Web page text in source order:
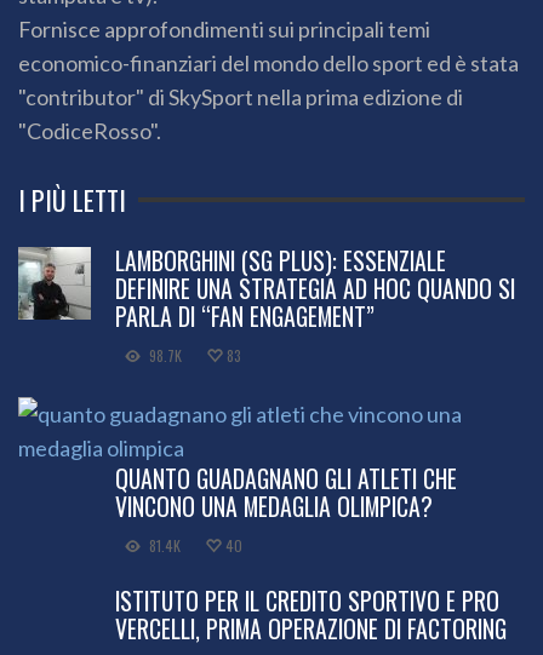
Fornisce approfondimenti sui principali temi
economico-finanziari del mondo dello sport ed è stata
"contributor" di SkySport nella prima edizione di
"CodiceRosso".
I PIÙ LETTI
LAMBORGHINI (SG PLUS): ESSENZIALE
DEFINIRE UNA STRATEGIA AD HOC QUANDO SI
PARLA DI “FAN ENGAGEMENT”
98.7K 83
QUANTO GUADAGNANO GLI ATLETI CHE
VINCONO UNA MEDAGLIA OLIMPICA?
81.4K 40
ISTITUTO PER IL CREDITO SPORTIVO E PRO
VERCELLI, PRIMA OPERAZIONE DI FACTORING